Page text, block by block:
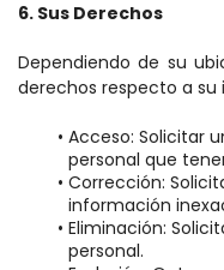
6. Sus Derechos
Dependiendo de su
derechos respecto a
Acceso: Solicitar
personal que
Corrección:
información
Eliminación:
personal.